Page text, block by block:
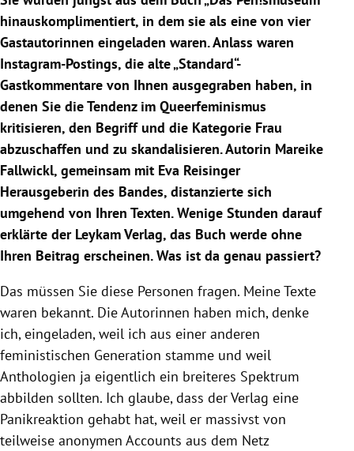
hinauskomplimentiert, in dem sie als eine von vier
Gastautorinnen eingeladen waren. Anlass waren
Instagram-Postings, die alte „Standard“-
Gastkommentare von Ihnen ausgegraben haben, in
denen Sie die Tendenz im Queerfeminismus
kritisieren, den Begriff und die Kategorie Frau
abzuschaffen und zu skandalisieren. Autorin Mareike
Fallwickl, gemeinsam mit Eva Reisinger
Herausgeberin des Bandes, distanzierte sich
umgehend von Ihren Texten. Wenige Stunden darauf
erklärte der Leykam Verlag, das Buch werde ohne
Ihren Beitrag erscheinen. Was ist da genau passiert?
Das müssen Sie diese Personen fragen. Meine Texte
waren bekannt. Die Autorinnen haben mich, denke
ich, eingeladen, weil ich aus einer anderen
feministischen Generation stamme und weil
Anthologien ja eigentlich ein breiteres Spektrum
abbilden sollten. Ich glaube, dass der Verlag eine
Panikreaktion gehabt hat, weil er massivst von
teilweise anonymen Accounts aus dem Netz